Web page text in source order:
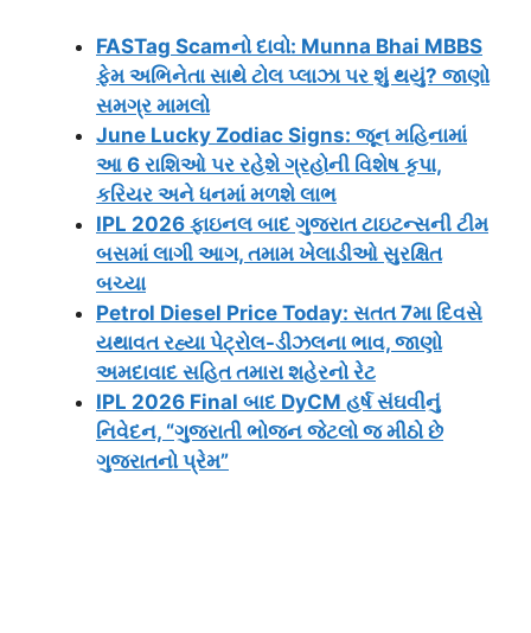
FASTag Scamનો દાવો: Munna Bhai MBBS
ફેમ અભિનેતા સાથે ટોલ પ્લાઝા પર શું થયું? જાણો
સમગ્ર મામલો
June Lucky Zodiac Signs: જૂન મહિનામાં
આ 6 રાશિઓ પર રહેશે ગ્રહોની વિશેષ કૃપા,
કરિયર અને ધનમાં મળશે લાભ
IPL 2026 ફાઇનલ બાદ ગુજરાત ટાઇટન્સની ટીમ
બસમાં લાગી આગ, તમામ ખેલાડીઓ સુરક્ષિત
બચ્યા
Petrol Diesel Price Today: સતત 7મા દિવસે
યથાવત રહ્યા પેટ્રોલ-ડીઝલના ભાવ, જાણો
અમદાવાદ સહિત તમારા શહેરનો રેટ
IPL 2026 Final બાદ DyCM હર્ષ સંઘવીનું
નિવેદન, “ગુજરાતી ભોજન જેટલો જ મીઠો છે
ગુજરાતનો પ્રેમ”